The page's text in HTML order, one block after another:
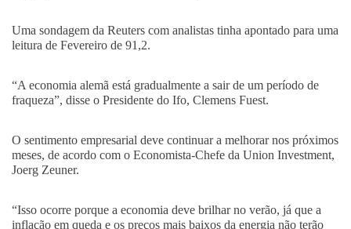
Uma sondagem da Reuters com analistas tinha apontado para uma
leitura de Fevereiro de 91,2.
“A economia alemã está gradualmente a sair de um período de
fraqueza”, disse o Presidente do Ifo, Clemens Fuest.
O sentimento empresarial deve continuar a melhorar nos próximos
meses, de acordo com o Economista-Chefe da Union Investment,
Joerg Zeuner.
“Isso ocorre porque a economia deve brilhar no verão, já que a
inflação em queda e os preços mais baixos da energia não terão